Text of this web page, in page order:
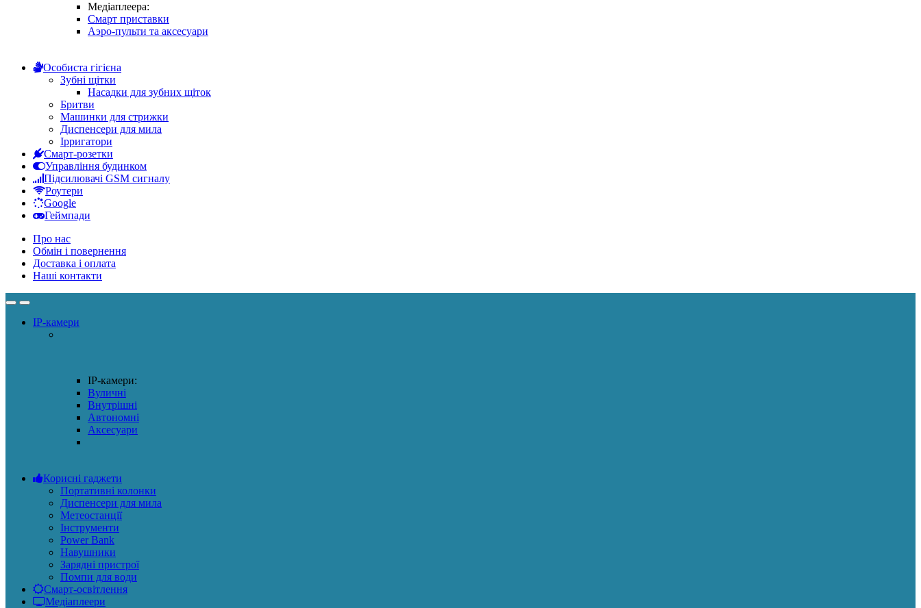
Медіаплеера:
Смарт приставки
Аэро-пульти та аксесуари
Особиста гігієна
Зубні щітки
Насадки для зубних щіток
Бритви
Машинки для стрижки
Диспенсери для мила
Ірригатори
Смарт-розетки
Управління будинком
Підсилювачі GSM сигналу
Роутери
Google
Геймпади
Про нас
Обмін і повернення
Доставка і оплата
Наші контакти
IP-камери
IP-камери:
Вуличні
Внутрішні
Автономні
Аксесуари
Корисні гаджети
Портативні колонки
Диспенсери для мила
Метеостанції
Інструменти
Power Bank
Навушники
Зарядні пристрої
Помпи для води
Смарт-освітлення
Медіаплеери